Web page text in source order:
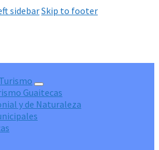
sidebarSkip to footer
Guaitecas
y de Naturaleza